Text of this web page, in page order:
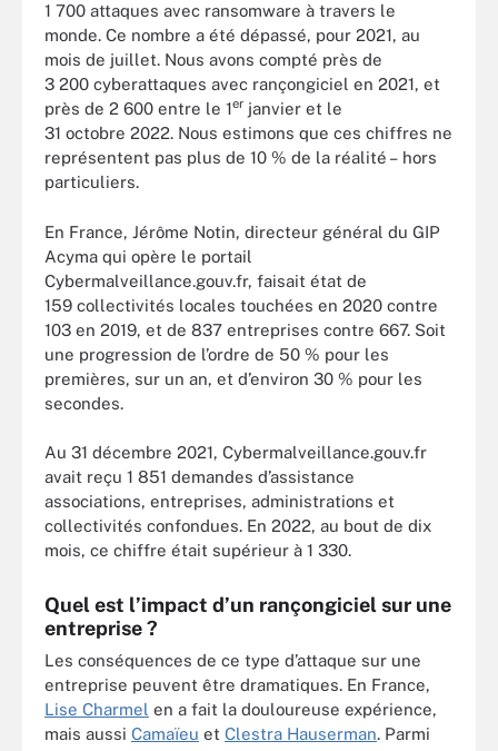
1 700 attaques avec ransomware à travers le
monde. Ce nombre a été dépassé, pour 2021, au
mois de juillet. Nous avons compté près de
3 200 cyberattaques avec rançongiciel en 2021, et
près de 2 600 entre le 1er janvier et le
31 octobre 2022. Nous estimons que ces chiffres ne
représentent pas plus de 10 % de la réalité – hors
particuliers.
En France, Jérôme Notin, directeur général du GIP
Acyma qui opère le portail
Cybermalveillance.gouv.fr, faisait état de
159 collectivités locales touchées en 2020 contre
103 en 2019, et de 837 entreprises contre 667. Soit
une progression de l’ordre de 50 % pour les
premières, sur un an, et d’environ 30 % pour les
secondes.
Au 31 décembre 2021, Cybermalveillance.gouv.fr
avait reçu 1 851 demandes d’assistance
associations, entreprises, administrations et
collectivités confondues. En 2022, au bout de dix
mois, ce chiffre était supérieur à 1 330.
Quel est l’impact d’un rançongiciel sur une
entreprise ?
Les conséquences de ce type d’attaque sur une
entreprise peuvent être dramatiques. En France,
Lise Charmel en a fait la douloureuse expérience,
mais aussi Camaïeu et Clestra Hauserman. Parmi